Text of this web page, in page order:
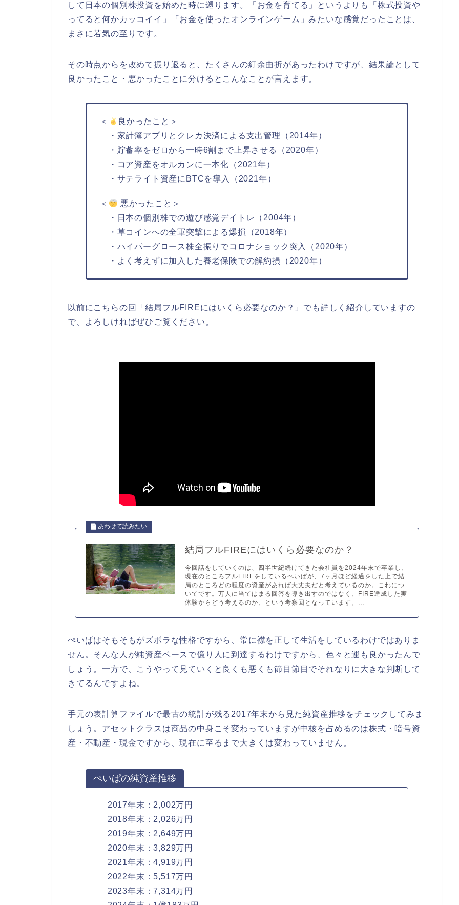
して日本の個別株投資を始めた時に遡ります。「お金を育てる」というよりも「株式投資や
ってると何かカッコイイ」「お金を使ったオンラインゲーム」みたいな感覚だったことは、
まさに若気の至りです。
その時点からを改めて振り返ると、たくさんの紆余曲折があったわけですが、結果論として
良かったこと・悪かったことに分けるとこんなことが言えます。
＜
良かったこと＞
・家計簿アプリとクレカ決済による支出管理（2014年）
・貯蓄率をゼロから一時6割まで上昇させる（2020年）
・コア資産をオルカンに一本化（2021年）
・サテライト資産にBTCを導入（2021年）
＜
悪かったこと＞
・日本の個別株での遊び感覚デイトレ（2004年）
・草コインへの全軍突撃による爆損（2018年）
・ハイパーグロース株全振りでコロナショック突入（2020年）
・よく考えずに加入した養老保険での解約損（2020年）
以前にこちらの回「結局フルFIREにはいくら必要なのか？」でも詳しく紹介していますの
で、よろしければぜひご覧ください。
結局フルFIREにはいくら必要なのか？
今回話をしていくのは、四半世紀続けてきた会社員を2024年末で卒業し、
現在のところフルFIREをしているぺいぱが、7ヶ月ほど経過をした上で結
局のところどの程度の資産があれば大丈夫だと考えているのか。これにつ
いてです。万人に当てはまる回答を導き出すのではなく、FIRE達成した実
体験からどう考えるのか、という考察回となっています。...
ぺいぱはそもそもがズボラな性格ですから、常に襟を正して生活をしているわけではありま
せん。そんな人が純資産ベースで億り人に到達するわけですから、色々と運も良かったんで
しょう。一方で、こうやって見ていくと良くも悪くも節目節目でそれなりに大きな判断して
きてるんですよね。
手元の表計算ファイルで最古の統計が残る2017年末から見た純資産推移をチェックしてみま
しょう。アセットクラスは商品の中身こそ変わっていますが中核を占めるのは株式・暗号資
産・不動産・現金ですから、現在に至るまで大きくは変わっていません。
ぺいぱの純資産推移
2017年末：2,002万円
2018年末：2,026万円
2019年末：2,649万円
2020年末：3,829万円
2021年末：4,919万円
2022年末：5,517万円
2023年末：7,314万円